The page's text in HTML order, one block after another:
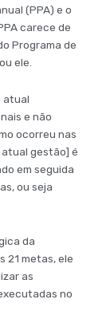
(PPA) e o
carece de
Programa de
ele.
atual
e não
ocorreu nas
atual gestão] é
em seguida
ou seja
da
21 metas, ele
as
no